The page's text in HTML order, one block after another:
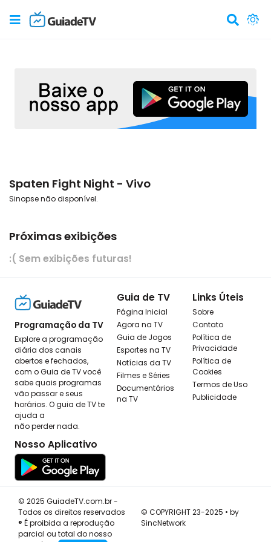
Spaten Fight Night - Vivo
Sinopse não disponível.
Próximas exibições
:( Sem exibições futuras!
Programação da TV
Explore a programação
diária dos canais
abertos e fechados,
com o Guia de TV você
sabe quais programas
vão passar e seus
horários. O guia de TV te
ajuda a
não perder nada.
Nosso Aplicativo
Guia de TV
Página Inicial
Agora na TV
Guia de Jogos
Esportes na TV
Notícias da TV
Filmes e Séries
Documentários
na TV
Links Úteis
Sobre
Contato
Política de
Privacidade
Política de
Cookies
Termos de Uso
Publicidade
© 2025 GuiadeTV.com.br -
Todos os direitos reservados
® É proibida a reprodução
parcial ou total do nosso
© COPYRIGHT 23-2025 • by
SincNetwork